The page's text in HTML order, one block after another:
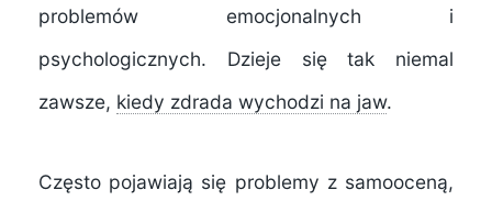
problemów emocjonalnych i
psychologicznych. Dzieje się tak niemal
zawsze, kiedy zdrada wychodzi na jaw.
Często pojawiają się problemy z samooceną,